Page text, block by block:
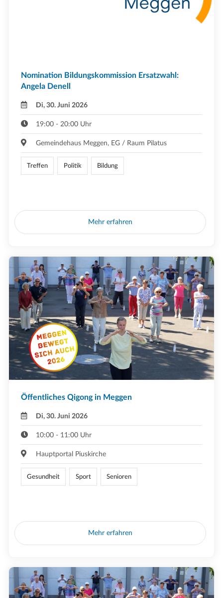
Nomination Bildungskommission Ersatzwahl:
Angela Denell
Di, 30. Juni 2026
19:00 - 20:00 Uhr
Gemeindehaus Meggen, EG / Raum Pilatus
Treffen Politik Bildung
Mehr erfahren
Öffentliches Qigong in Meggen
Di, 30. Juni 2026
10:00 - 11:00 Uhr
Hauptportal Piuskirche
Gesundheit Sport Senioren
Mehr erfahren